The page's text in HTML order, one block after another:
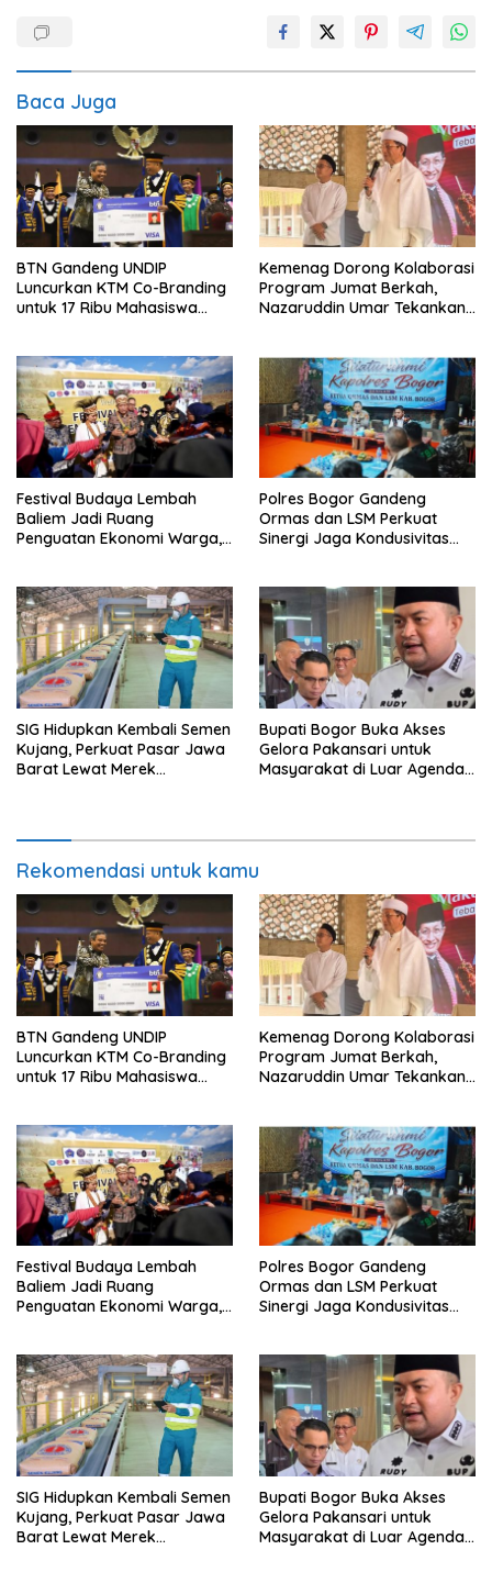
Baca Juga
BTN Gandeng UNDIP
Luncurkan KTM Co-Branding
untuk 17 Ribu Mahasiswa
Kemenag Dorong Kolaborasi
Program Jumat Berkah,
Nazaruddin Umar Tekankan
Festival Budaya Lembah
Baliem Jadi Ruang
Penguatan Ekonomi Warga,
Polres Bogor Gandeng
Ormas dan LSM Perkuat
Sinergi Jaga Kondusivitas
SIG Hidupkan Kembali Semen
Kujang, Perkuat Pasar Jawa
Barat Lewat Merek
Bupati Bogor Buka Akses
Gelora Pakansari untuk
Masyarakat di Luar Agenda
Rekomendasi untuk kamu
BTN Gandeng UNDIP
Luncurkan KTM Co-Branding
untuk 17 Ribu Mahasiswa
Kemenag Dorong Kolaborasi
Program Jumat Berkah,
Nazaruddin Umar Tekankan
Festival Budaya Lembah
Baliem Jadi Ruang
Penguatan Ekonomi Warga,
Polres Bogor Gandeng
Ormas dan LSM Perkuat
Sinergi Jaga Kondusivitas
SIG Hidupkan Kembali Semen
Kujang, Perkuat Pasar Jawa
Barat Lewat Merek
Bupati Bogor Buka Akses
Gelora Pakansari untuk
Masyarakat di Luar Agenda